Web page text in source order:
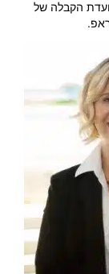
הקבלה של